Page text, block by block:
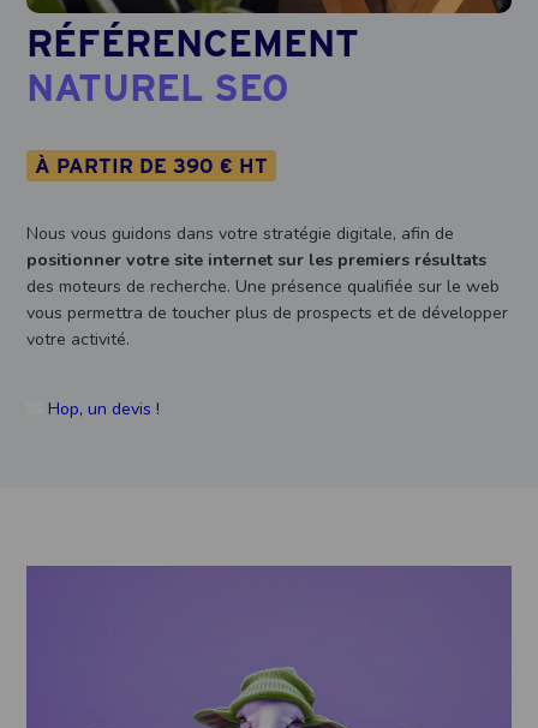
RÉFÉRENCEMENT
NATUREL SEO
À PARTIR DE 390 € HT
Nous vous guidons dans votre stratégie digitale, afin de
positionner votre site internet sur les premiers résultats
des moteurs de recherche. Une présence qualifiée sur le web
vous permettra de toucher plus de prospects et de développer
votre activité.
Hop, un devis !